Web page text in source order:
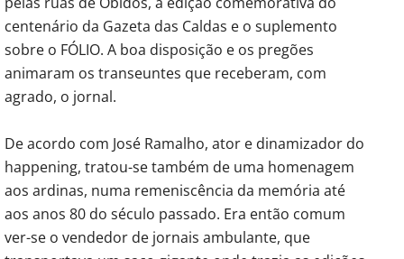
centenário da Gazeta das Caldas e o suplemento
sobre o FÓLIO. A boa disposição e os pregões
animaram os transeuntes que receberam, com
agrado, o jornal.
De acordo com José Ramalho, ator e dinamizador do
happening, tratou-se também de uma homenagem
aos ardinas, numa remeniscência da memória até
aos anos 80 do século passado. Era então comum
ver-se o vendedor de jornais ambulante, que